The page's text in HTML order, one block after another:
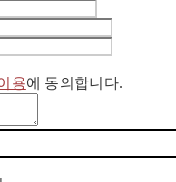
용에 동의합니다.